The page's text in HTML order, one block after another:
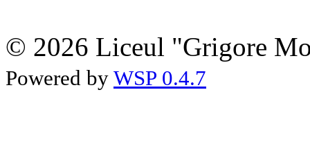
© 2026 Liceul "Grigore
Powered by WSP 0.4.7